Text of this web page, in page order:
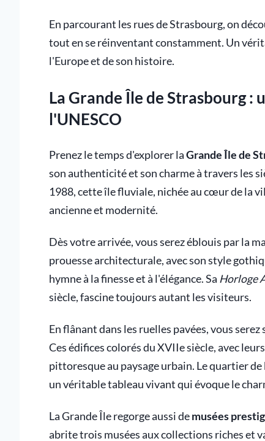
En parcourant les rues de Strasbourg, on
tout en se réinventant constamment. Un
l'Europe et de son histoire.
La Grande Île de Strasbourg
l'UNESCO
Prenez le temps d'explorer laGrande Île de
son authenticité et son charme à travers les
1988, cette île fluviale, nichée au cœur de la
ancienne et modernité.
Dès votre arrivée, vous serez éblouis par la
prouesse architecturale, avec son style
hymne à la finesse et à l'élégance. Sa Horloge
siècle, fascine toujours autant les visiteurs.
En flânant dans les ruelles pavées, vous serez
Ces édifices colorés du XVIIe siècle, avec
pittoresque au paysage urbain. Le quartier
un véritable tableau vivant qui évoque le
La Grande Île regorge aussi demusées
abrite trois musées aux collections riches et